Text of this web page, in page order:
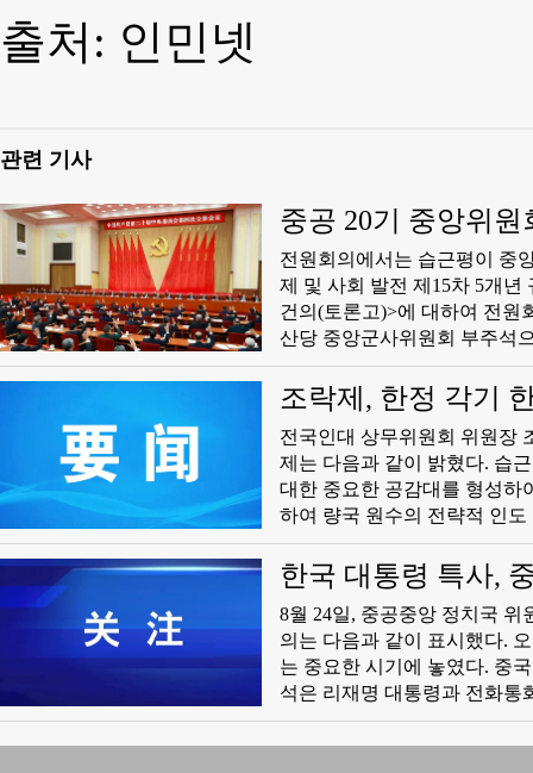
출처: 인민넷
관련 기사
중공 20기 중앙위
전원회의에서는 습근평이 중
제 및 사회 발전 제15차 5개
건의(토론고)>에 대하여 전원
산당 중앙군사위원회 부주석
러 민족 인민은 습근평 동지
적으로 실현하기 위해 함께
하는 새로운 국면을 끊임없이
조락제, 한정 각기
전국인대 상무위원회 위원장
제는 다음과 같이 밝혔다. 습
대한 중요한 공감대를 형성하
하여 량국 원수의 전략적 인
진하고 실무적 협력을 심화하
률을 고양함으로써 중한관계
용의가 있다. 중국 전국인대
을 이바지할 용의가 있다.
한국 대통령 특사,
8월 24일, 중공중앙 정치국
의는 다음과 같이 표시했다.
는 중요한 시기에 놓였다. 중
석은 리재명 대통령과 전화통
데 관한 공동인식을 형성했고
선린우호, 구동존이, 협력확